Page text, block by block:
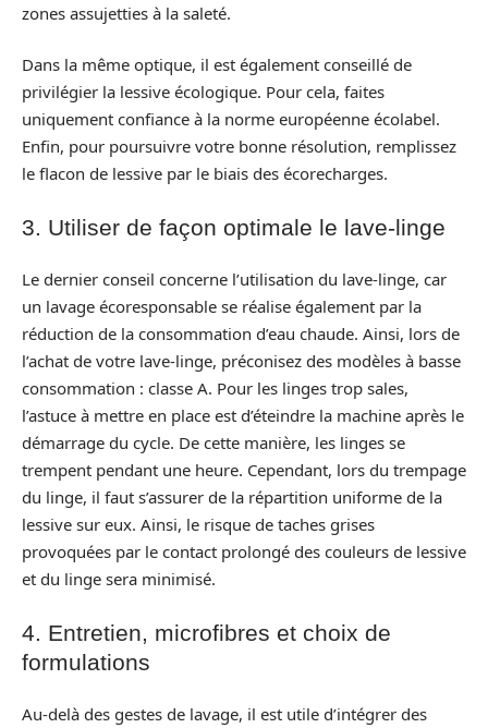
zones assujetties à la saleté.
Dans la même optique, il est également conseillé de
privilégier la lessive écologique. Pour cela, faites
uniquement confiance à la norme européenne écolabel.
Enfin, pour poursuivre votre bonne résolution, remplissez
le flacon de lessive par le biais des écorecharges.
3. Utiliser de façon optimale le lave-linge
Le dernier conseil concerne l’utilisation du lave-linge, car
un lavage écoresponsable se réalise également par la
réduction de la consommation d’eau chaude. Ainsi, lors de
l’achat de votre lave-linge, préconisez des modèles à basse
consommation : classe A. Pour les linges trop sales,
l’astuce à mettre en place est d’éteindre la machine après le
démarrage du cycle. De cette manière, les linges se
trempent pendant une heure. Cependant, lors du trempage
du linge, il faut s’assurer de la répartition uniforme de la
lessive sur eux. Ainsi, le risque de taches grises
provoquées par le contact prolongé des couleurs de lessive
et du linge sera minimisé.
4. Entretien, microfibres et choix de
formulations
Au-delà des gestes de lavage, il est utile d’intégrer des